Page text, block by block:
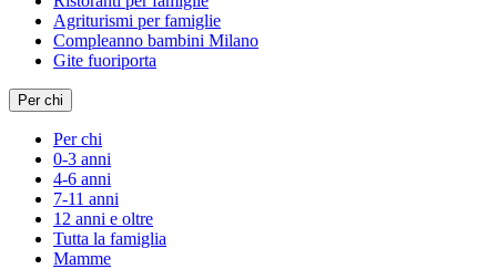
Agriturismi per famiglie
Compleanno bambini Milano
Gite fuoriporta
Per chi
Per chi
0-3 anni
4-6 anni
7-11 anni
12 anni e oltre
Tutta la famiglia
Mamme